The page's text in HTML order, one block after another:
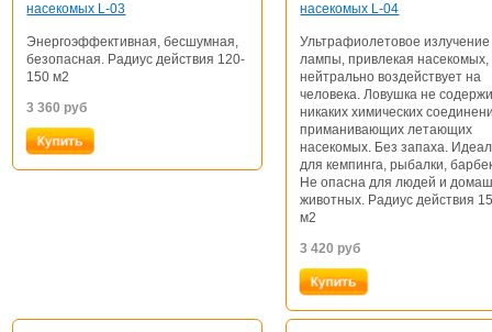
насекомых L-03
Энергоэффективная, бесшумная,
безопасная. Радиус действия 120-
150 м2
3 360 руб
насекомых L-04
Ультрафиолетовое излучение
лампы, привлекая насекомых,
нейтрально воздействует на
человека. Ловушка не
никаких химических
приманивающих летающих
насекомых. Без запаха.
для кемпинга, рыбалки,
Не опасна для людей и
животных. Радиус действия
м2
3 420 руб